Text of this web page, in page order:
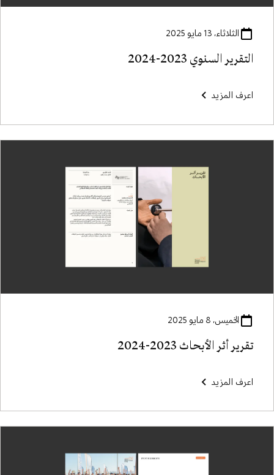
الثلاثاء، 13 مايو 2025
التقرير السنوي 2023-2024
اعرف المزيد
الخميس، 8 مايو 2025
تقرير أثر الأبحاث 2023-2024
اعرف المزيد